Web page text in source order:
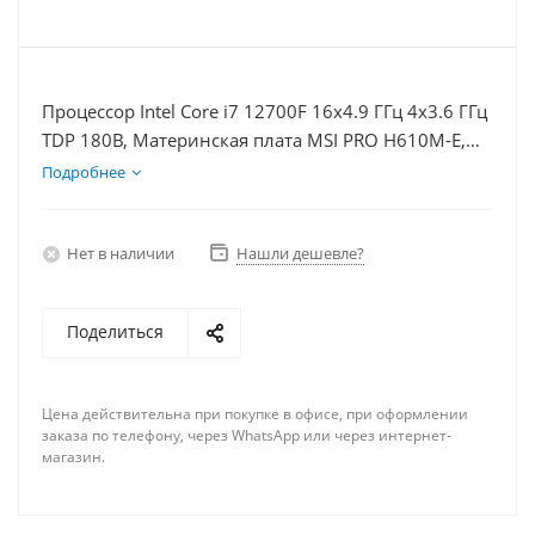
Процессор Intel Core i7 12700F 16x4.9 ГГц 4x3.6 ГГц
TDP 180В, Материнская плата MSI PRO H610M-E,
Видеокарта RTX 4070S 12Гб, Память DDR4 8Gb,
Подробнее
Нет в наличии Нашли дешевле?
Поделиться
Цена действительна при покупке в офисе, при оформлении
заказа по телефону, через WhatsApp или через интернет-
магазин.